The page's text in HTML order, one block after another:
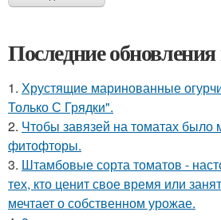
Последние обновления
1. Хрустящие маринованные
Только С Грядки".
2. Чтобы завязей на томатах было
фитофторы.
3. Штамбовые сорта томатов -
тех, кто ценит свое время или
мечтает о собственном урожае.